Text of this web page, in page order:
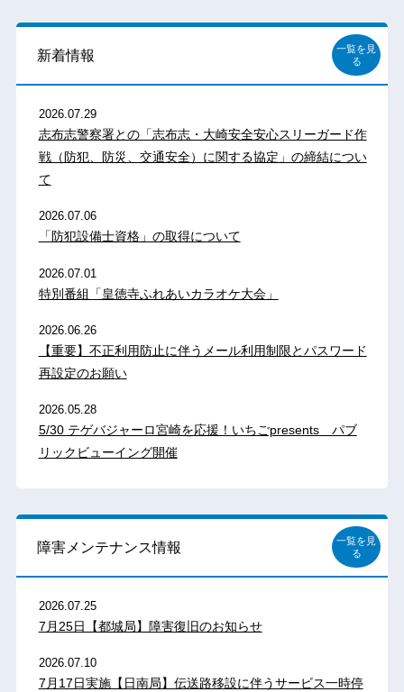
新着情報
一覧を見
る
2026.07.29
志布志警察署との「志布志・大崎安全安心スリーガード作
戦（防犯、防災、交通安全）に関する協定」の締結につい
て
2026.07.06
「防犯設備士資格」の取得について
2026.07.01
特別番組「皇徳寺ふれあいカラオケ大会」
2026.06.26
【重要】不正利用防止に伴うメール利用制限とパスワード
再設定のお願い
2026.05.28
5/30 テゲバジャーロ宮崎を応援！いちごpresents パブ
リックビューイング開催
障害メンテナンス情報
一覧を見
る
2026.07.25
7月25日【都城局】障害復旧のお知らせ
2026.07.10
7月17日実施【日南局】伝送路移設に伴うサービス一時停